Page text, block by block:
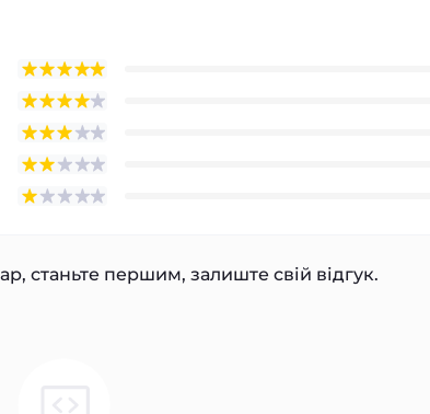
станьте першим, залиште свій відгук.